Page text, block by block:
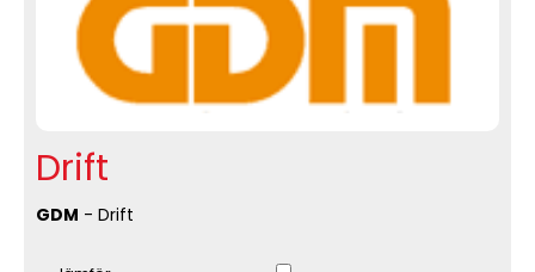
Drift
GDM - Drift